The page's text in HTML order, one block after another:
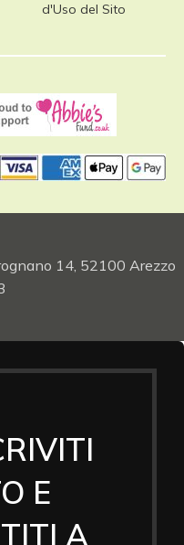
d'Uso del Sito
14, 52100 Arezzo
E
A